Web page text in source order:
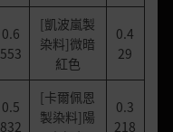
0.6
553
[凱波嵐製
染料]微暗
紅色
0.4
29
0.5
832
[卡爾佩恩
製染料]陽
0.3
218